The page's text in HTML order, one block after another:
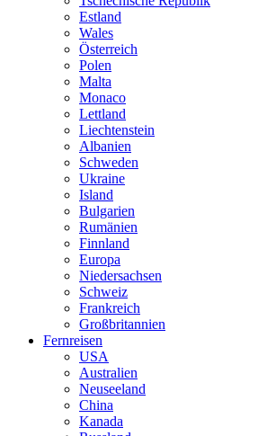
Estland
Wales
Österreich
Polen
Malta
Monaco
Lettland
Liechtenstein
Albanien
Schweden
Ukraine
Island
Bulgarien
Rumänien
Finnland
Europa
Niedersachsen
Schweiz
Frankreich
Großbritannien
Fernreisen
USA
Australien
Neuseeland
China
Kanada